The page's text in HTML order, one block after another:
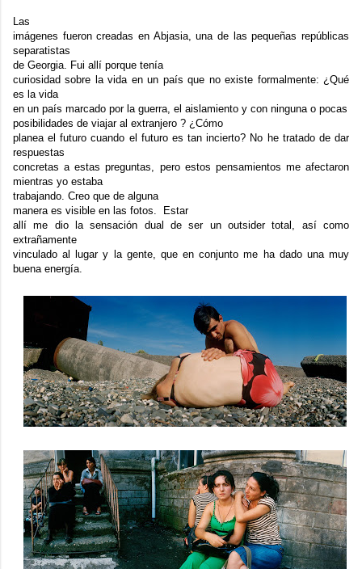
Las
imágenes fueron creadas en Abjasia, una de las pequeñas repúblicas
separatistas
de Georgia. Fui allí porque tenía
curiosidad sobre la vida en un país que no existe formalmente: ¿Qué
es la vida
en un país marcado por la guerra, el aislamiento y con ninguna o pocas
posibilidades de viajar al extranjero ? ¿Cómo
planea el futuro cuando el futuro es tan incierto? No he tratado de dar
respuestas
concretas a estas preguntas, pero estos pensamientos me afectaron
mientras yo estaba
trabajando. Creo que de alguna
manera es visible en las fotos. Estar
allí me dio la sensación dual de ser un outsider total, así como
extrañamente
vinculado al lugar y la gente, que en conjunto me ha dado una muy
buena energía.